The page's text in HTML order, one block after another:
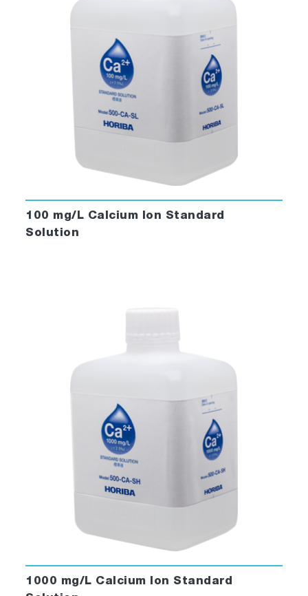
100 mg/L Calcium Ion Standard
Solution
1000 mg/L Calcium Ion Standard